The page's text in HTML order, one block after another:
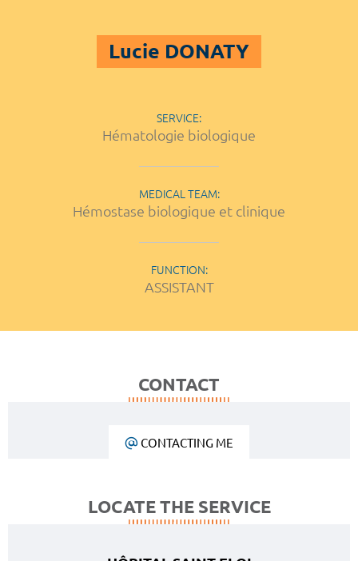
Lucie DONATY
SERVICE:
Hématologie biologique
MEDICAL TEAM:
Hémostase biologique et clinique
FUNCTION:
ASSISTANT
CONTACT
CONTACTING ME
LOCATE THE SERVICE